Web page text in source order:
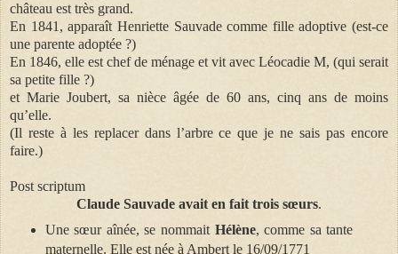
château est très grand.
En 1841, apparaît Henriette Sauvade comme fille adoptive (est-ce
une parente adoptée ?)
En 1846, elle est chef de ménage et vit avec Léocadie M, (qui serait
sa petite fille ?)
et Marie Joubert, sa nièce âgée de 60 ans, cinq ans de moins
qu’elle.
(Il reste à les replacer dans l’arbrece que je ne sais pas encore
faire.)
Post scriptum
Claude Sauvade avait en fait trois sœurs.
Une sœur aînée, se nommait Hélène, comme sa tante
maternelle. Elle est née à Ambert le 16/09/1771